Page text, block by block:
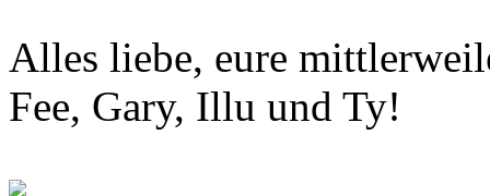
Alles liebe, eure
Fee, Gary, Illu und Ty!